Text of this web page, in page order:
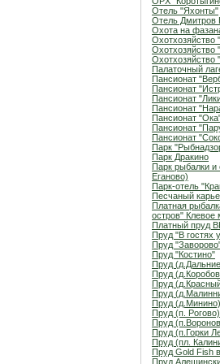
Отель "Яхонты"
Отель Дмитров
Охота на
Охотхозяйство
Охотхозяйство
Палаточный
Пансионат
Пансионат
Пансионат
Пансионат
Пансионат
Пансионат
Пансионат
Парк
Парк Дракино
Парк рыбалки и
Еганово)
Парк-отель
Песчаный
Платная
остров" Клевое
Платный пруд
Пруд "В гостях
Пруд
Пруд "Костино"
Пруд
Пруд
Пруд
Пруд
Пруд (д.Минино)
Пруд (п. Рогово)
Пруд
Пруд (п.Горки
Пруд (пл.
Пруд Gold Fish
Пруд